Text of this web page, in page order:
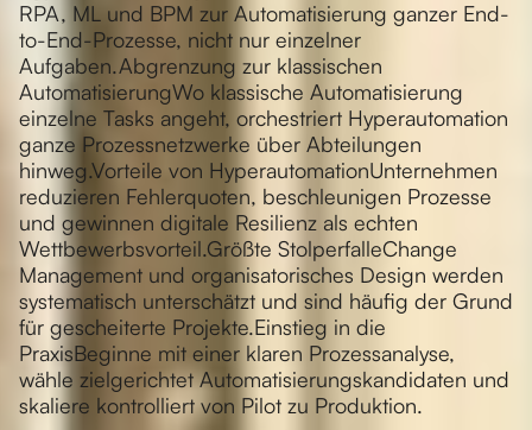
RPA, ML und BPM zur Automatisierung ganzer End-
to-End-Prozesse, nicht nur einzelner
Aufgaben.Abgrenzung zur klassischen
AutomatisierungWo klassische Automatisierung
einzelne Tasks angeht, orchestriert Hyperautomation
ganze Prozessnetzwerke über Abteilungen
hinweg.Vorteile von HyperautomationUnternehmen
reduzieren Fehlerquoten, beschleunigen Prozesse
und gewinnen digitale Resilienz als echten
Wettbewerbsvorteil.Größte StolperfalleChange
Management und organisatorisches Design werden
systematisch unterschätzt und sind häufig der Grund
für gescheiterte Projekte.Einstieg in die
PraxisBeginne mit einer klaren Prozessanalyse,
wähle zielgerichtet Automatisierungskandidaten und
skaliere kontrolliert von Pilot zu Produktion.